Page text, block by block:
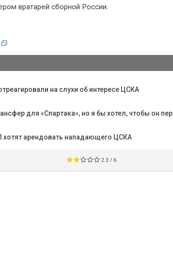
вратарей сборной России.
на слухи об интересе ЦСКА
для «Спартака», но я бы хотел, чтобы он
хотят арендовать нападающего ЦСКА
2.3 / 6